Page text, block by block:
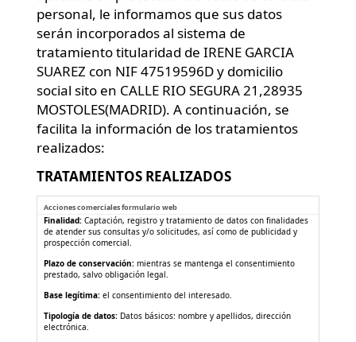
personal, le informamos que sus datos
serán incorporados al sistema de
tratamiento titularidad de IRENE GARCIA
SUAREZ con NIF 47519596D y domicilio
social sito en CALLE RIO SEGURA 21,28935
MOSTOLES(MADRID). A continuación, se
facilita la información de los tratamientos
realizados:
TRATAMIENTOS REALIZADOS
Tratamientos de datos derivados del uso de la web
Acciones comerciales formulario web
Finalidad:Captación, registro y tratamiento de datos con finalidades
de atender sus consultas y/o solicitudes, así como de publicidad y
prospección comercial.
Plazo de conservación:mientras se mantenga el consentimiento
prestado, salvo obligación legal.
Base legítima:el consentimiento del interesado.
Tipología de datos:Datos básicos: nombre y apellidos, dirección
electrónica.